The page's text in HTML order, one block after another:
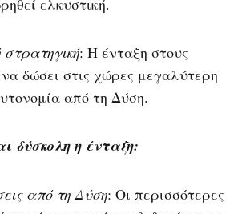
στρατηγική: Η ένταξη στους
δώσει στις χώρες μεγαλύτερη
από τη Δύση.
δύσκολη η ένταξη:
από τη Δύση: Οι περισσότερες